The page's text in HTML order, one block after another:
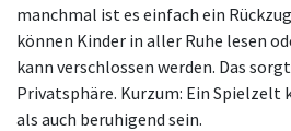
manchmal ist es einfach ein
können Kinder in aller Ruhe lesen
kann verschlossen werden. Das
Privatsphäre. Kurzum: Ein Spielzelt
als auch beruhigend sein.